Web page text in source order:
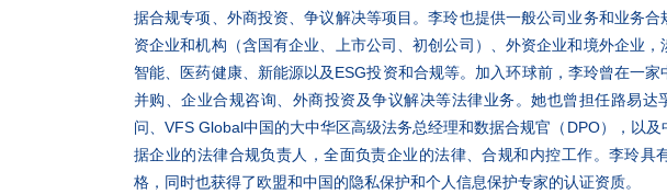
据合规专项、外商投资、争议解决等项目。李玲也提供一般公司业务和业务
资企业和机构（含国有企业、上市公司、初创公司）、外资企业和境外企业
智能、医药健康、新能源以及ESG投资和合规等。加入环球前，李玲曾在一
并购、企业合规咨询、外商投资及争议解决等法律业务。她也曾担任路易达
问、VFS Global中国的大中华区高级法务总经理和数据合规官（DPO），以
据企业的法律合规负责人，全面负责企业的法律、合规和内控工作。李玲具
格，同时也获得了欧盟和中国的隐私保护和个人信息保护专家的认证资质。